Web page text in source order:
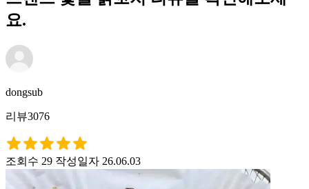
요.
dongsub
리뷰3076
조회수 29 작성일자 26.06.03